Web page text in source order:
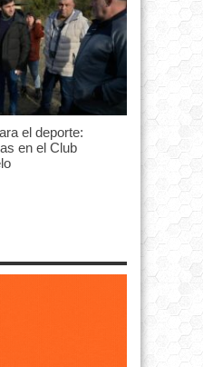
el deporte:
en el Club